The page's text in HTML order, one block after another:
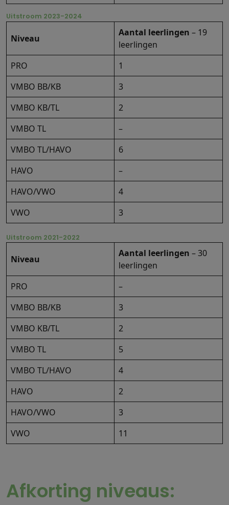
Uitstroom 2023-2024
Niveau
Aantal leerlingen – 19
leerlingen
PRO
1
VMBO BB/KB
3
VMBO KB/TL
2
VMBO TL
–
VMBO TL/HAVO
6
HAVO
–
HAVO/VWO
4
VWO
3
Uitstroom 2021-2022
Niveau
Aantal leerlingen – 30
leerlingen
PRO
–
VMBO BB/KB
3
VMBO KB/TL
2
VMBO TL
5
VMBO TL/HAVO
4
HAVO
2
HAVO/VWO
3
VWO
11
Afkorting niveaus: